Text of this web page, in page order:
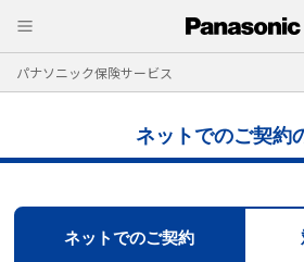
パナソニック保険サービス
ネットでのご契約
ネットでのご契約